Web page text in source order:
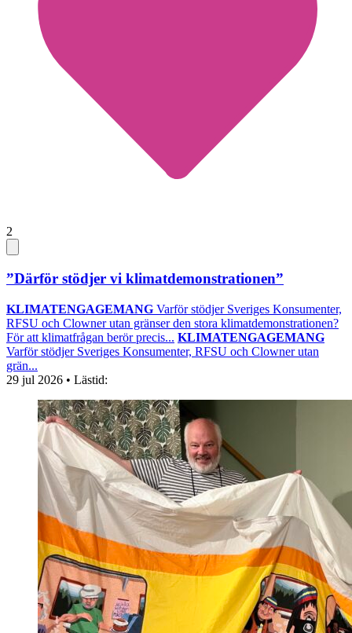
2
”Därför stödjer vi klimatdemonstrationen”
KLIMATENGAGEMANG Varför stödjer Sveriges Konsumenter,
RFSU och Clowner utan gränser den stora klimatdemonstrationen?
För att klimatfrågan berör precis... KLIMATENGAGEMANG
Varför stödjer Sveriges Konsumenter, RFSU och Clowner utan
grän...
29 jul 2026 • Lästid: